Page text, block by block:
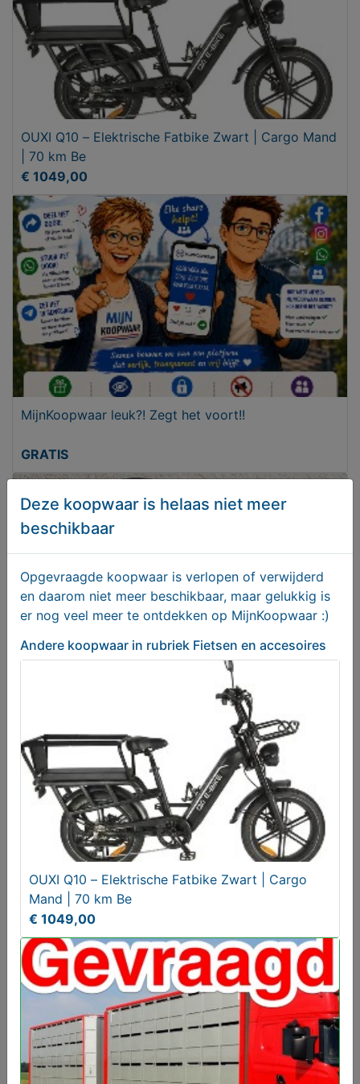
OUXI Q10 – Elektrische Fatbike Zwart | Cargo Mand
| 70 km Be
€ 1049,00
MijnKoopwaar leuk?! Zegt het voort!!
GRATIS
€ 8,00
Berging voor fiets(en) of kliko's ZGAN
Vanaf € 240,00
Deze koopwaar is helaas niet meer
beschikbaar
Opgevraagde koopwaar is verlopen of verwijderd
en daarom niet meer beschikbaar, maar gelukkig is
er nog veel meer te ontdekken op MijnKoopwaar :)
Andere koopwaar in rubriek Fietsen en accesoires
OUXI Q10 – Elektrische Fatbike Zwart | Cargo
Mand | 70 km Be
€ 1049,00